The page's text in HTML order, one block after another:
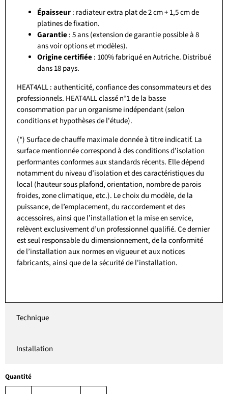
Épaisseur: radiateur extra plat de 2 cm + 1,5 cm de
platines de fixation.
Garantie: 5 ans (extension de garantie possible à 8
ans voir options et modèles).
Origine certifiée: 100% fabriqué en Autriche. Distribué
dans 18 pays.
HEAT4ALL : authenticité, confiance des consommateurs et des
professionnels. HEAT4ALL classé n°1 de la basse
consommation par un organisme indépendant (selon
conditions et hypothèses de l'étude).
(*) Surface de chauffe maximale donnée à titre indicatif. La
surface mentionnée correspond à des conditions d’isolation
performantes conformes aux standards récents. Elle dépend
notamment du niveau d’isolation et des caractéristiques du
local (hauteur sous plafond, orientation, nombre de parois
froides, zone climatique, etc.). Le choix du modèle, de la
puissance, de l’emplacement, du raccordement et des
accessoires, ainsi que l’installation et la mise en service,
relèvent exclusivement d’un professionnel qualifié. Ce dernier
est seul responsable du dimensionnement, de la conformité
de l’installation aux normes en vigueur et aux notices
fabricants, ainsi que de la sécurité de l'installation.
Technique
Installation
Quantité